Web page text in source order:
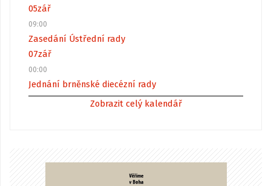
05zář
09:00
Zasedání Ústřední rady
07zář
00:00
Jednání brněnské diecézní rady
Zobrazit celý kalendář